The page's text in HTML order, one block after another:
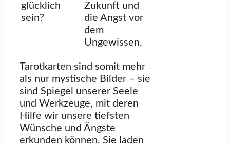
glücklich
sein?
Zukunft und
die Angst vor
dem
Ungewissen.
Tarotkarten sind somit mehr
als nur mystische Bilder – sie
sind Spiegel unserer Seele
und Werkzeuge, mit deren
Hilfe wir unsere tiefsten
Wünsche und Ängste
erkunden können. Sie laden